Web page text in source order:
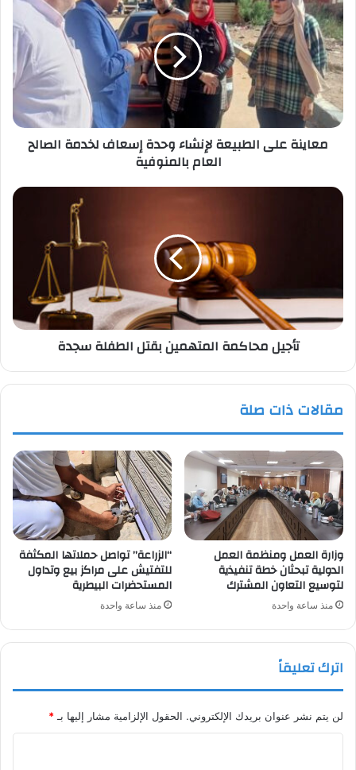
على
الطبيعة
لإنشاء
وحدة
إسعاف
لخدمة
الصالح
العام بالمنوفية
معاينة على الطبيعة لإنشاء وحدة إسعاف لخدمة الصالح
العام بالمنوفية
تأجيل
تأجيل محاكمة المتهمين بقتل الطفلة سجدة
مقالات ذات صلة
وزارة العمل ومنظمة العمل
الدولية تبحثان خطة تنفيذية
لتوسيع التعاون المشترك
منذ ساعة واحدة
“الزراعة” تواصل حملاتها المكثفة
للتفتيش على مراكز بيع وتداول
المستحضرات البيطرية
منذ ساعة واحدة
اترك تعليقاً
لن يتم نشر عنوان بريدك الإلكتروني. الحقول الإلزامية مشار إليها بـ *